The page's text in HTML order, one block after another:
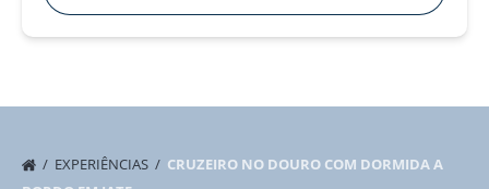
EXPERIÊNCIAS
CRUZEIRO NO DOURO COM DORMIDA A